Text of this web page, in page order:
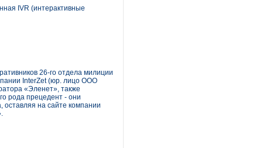
IVR (интерактивные
26-го отдела милиции
InterZet (юр. лицо ООО
«Эленет», также
рода прецедент - они
оставляя на сайте компании